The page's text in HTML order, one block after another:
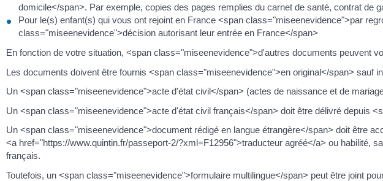
domicile</span>. Par exemple, copies des pages remplies du carnet de santé, contrat de
Pour le(s) enfant(s) qui vous ont rejoint en France <span class="miseenevidence">par
class="miseenevidence">décision autorisant leur entrée en France</span>
En fonction de votre situation, <span class="miseenevidence">d'autres documents peuvent
Les documents doivent être fournis <span class="miseenevidence">en original</span> sauf
Un <span class="miseenevidence">acte d'état civil</span> (actes de naissance et de
Un <span class="miseenevidence">acte d'état civil français</span> doit être délivré depuis
Un <span class="miseenevidence">document rédigé en langue étrangère</span> doit être
<a href="https://www.quintin.fr/passeport-2/?xml=F12956">traducteur agréé</a> ou habilité,
français.
Toutefois, un <span class="miseenevidence">formulaire multilingue</span> peut être joint